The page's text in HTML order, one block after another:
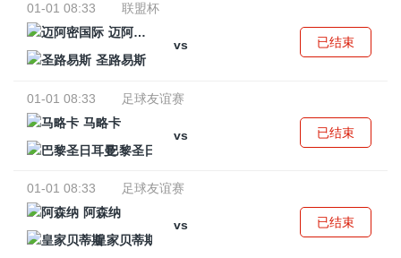
01-01 08:33
联盟杯
迈阿密国际
vs
圣路易斯
已结束
01-01 08:33
足球友谊赛
马略卡
vs
巴黎圣日耳曼
已结束
01-01 08:33
足球友谊赛
阿森纳
vs
皇家贝蒂斯
已结束